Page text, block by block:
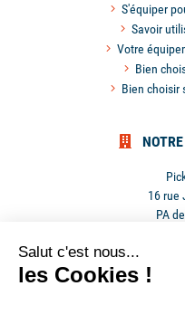
S'équiper
Savoir
Votre
Bien
Bien choisir
16 rue
PA
Salut c'est nous...
les Cookies !